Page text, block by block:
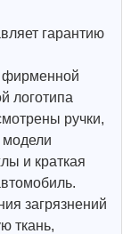
гарантию
фирменной
логотипа
ручки,
модели
и краткая
загрязнений
ткань,